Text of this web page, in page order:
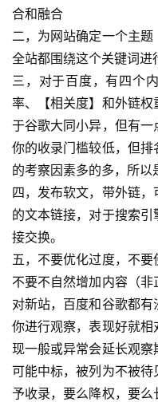
合和融合
二，为网站确定一个主
全站都围绕这个关键词进
三，对于百度，有四个
率、【相关度】和外链
于谷歌大同小异，但有
你的收录门槛较低，但
的考察因素多的多，所以
四，发布软文，带外链
的文本链接，对于搜索
接交换。
五，不要优化过度，不要
不要不自然增加内容（
对新站，百度和谷歌都
你进行观察，表现好就
现一般或异常会延长观
可能中标，被列为不被
予收录，要么降权，要